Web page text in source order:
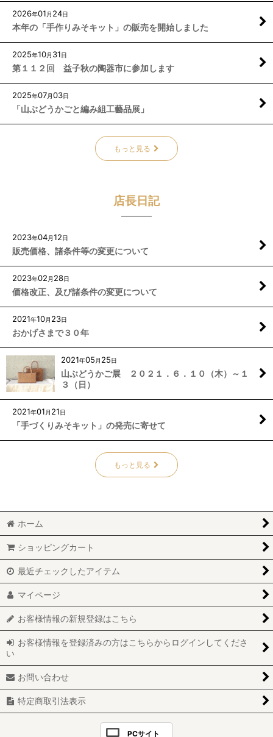
2026年01 月 24日
本年の「手作りみそキット」の販売を開始しました
2025年10月 31日
第１１２回 益子秋の陶器市に参加します
2025年07月03日
「山ぶどうかごと編み組工藝品展」
もっと見る
店長日記
2023年04月12日
販売価格、諸条件等の変更について
2023年02 月 28日
価格改正、及び諸条件の変更について
2021年10月 23日
おかげさまで３０年
2021年05 月 25日
山ぶどうかご展 ２０２１．６．１０（木）～１
３（日）
2021年01 月 21日
「手づくりみそキット」の発売に寄せて
もっと見る
ホーム
ショッピングカート
最近チェックしたアイテム
マイページ
お客様情報の新規登録はこちら
お客様情報を登録済みの方はこちらからログインしてくださ
い
お問い合わせ
特定商取引法表示
PCサイト